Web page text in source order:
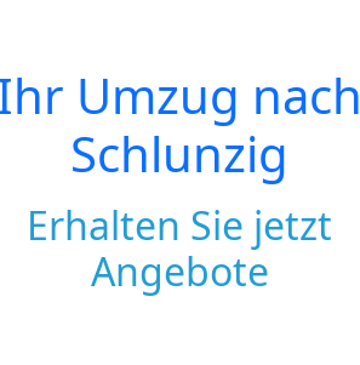
Umzug nach
Schlunzig
Erhalten Sie jetzt
Angebote